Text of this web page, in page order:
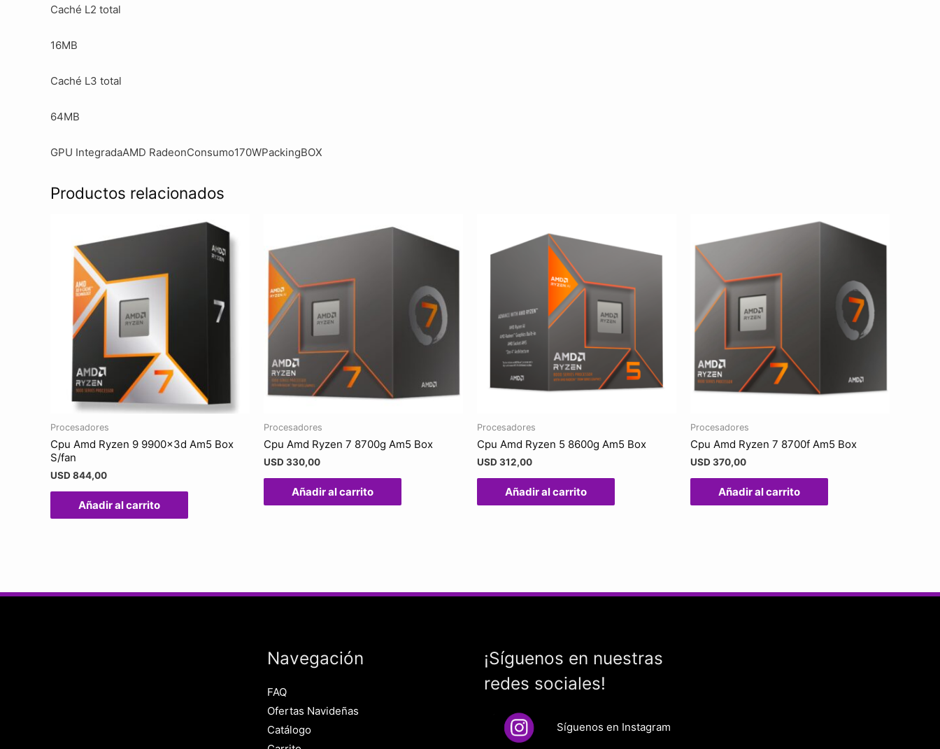
Caché L2 total
16MB
Caché L3 total
64MB
GPU IntegradaAMD RadeonConsumo170WPackingBOX
Productos relacionados
Procesadores
Cpu Amd Ryzen 9 9900x3d Am5 Box
S/fan
USD 844,00
Añadir al carrito
Procesadores
Cpu Amd Ryzen 7 8700g Am5 Box
USD 330,00
Añadir al carrito
Procesadores
Cpu Amd Ryzen 5 8600g Am5 Box
USD 312,00
Añadir al carrito
Procesadores
Cpu Amd Ryzen 7 8700f Am5 Box
USD 370,00
Añadir al carrito
Navegación
FAQ
Ofertas Navideñas
Catálogo
¡Síguenos en nuestras
redes sociales!
Síguenos en Instagram